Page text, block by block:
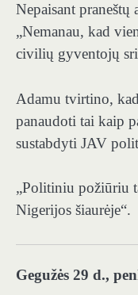
Nepaisant praneštų
„Nemanau, kad
civilių gyventojų
Adamu tvirtino,
panaudoti tai kaip
sustabdyti JAV
„Politiniu požiūriu
Nigerijos šiaurėje“.
Gegužės 29 d.,